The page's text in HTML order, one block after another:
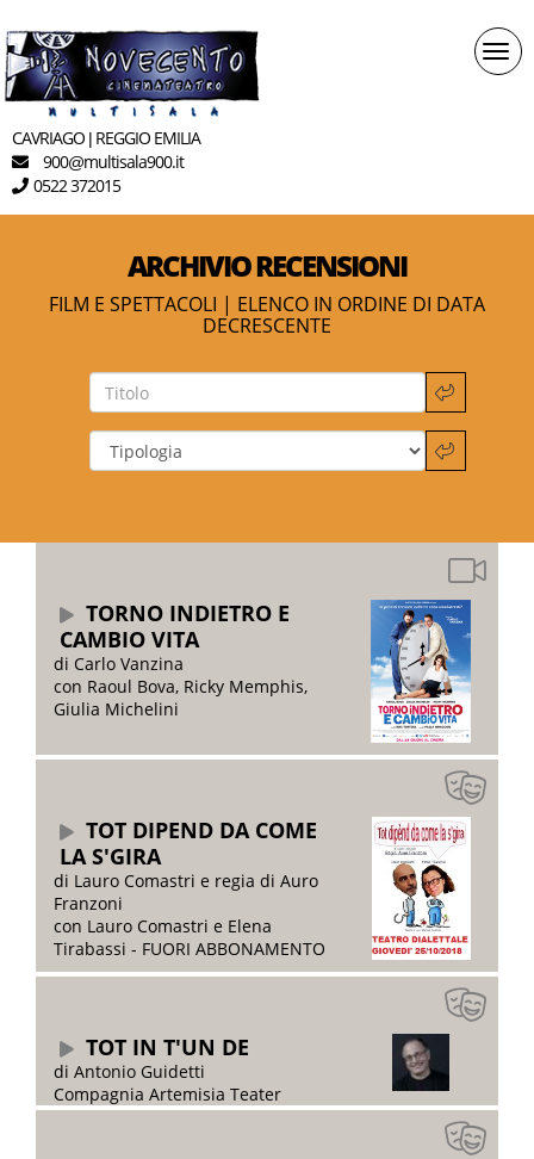
CAVRIAGO | REGGIO EMILIA
900@multisala900.it
0522 372015
ARCHIVIO RECENSIONI
FILM E SPETTACOLI | ELENCO IN ORDINE DI DATA
DECRESCENTE
TORNO INDIETRO E
CAMBIO VITA
di Carlo Vanzina
con Raoul Bova, Ricky Memphis,
Giulia Michelini
TOT DIPEND DA COME
LA S'GIRA
di Lauro Comastri e regia di Auro
Franzoni
con Lauro Comastri e Elena
Tirabassi - FUORI ABBONAMENTO
TOT IN T'UN DE
di Antonio Guidetti
Compagnia Artemisia Teater